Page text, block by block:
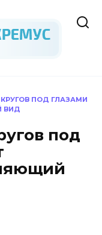
ПОД ГЛАЗАМИ
ВИД
под